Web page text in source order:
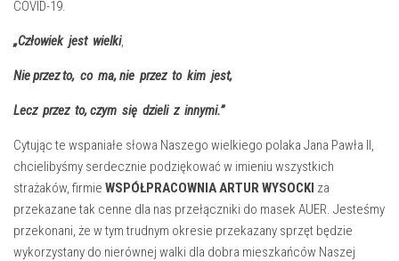
COVID-19.
„Człowiek jest wielki,
Nie przez to, co ma, nie przez to kim jest,
Lecz przez to, czym się dzieli z innymi.”
Cytując te wspaniałe słowa Naszego wielkiego polaka Jana Pawła II,
chcielibyśmy serdecznie podziękować w imieniu wszystkich
strażaków, firmie WSPÓŁPRACOWNIA ARTUR WYSOCKI za
przekazane tak cenne dla nas przełączniki do masek AUER. Jesteśmy
przekonani, że w tym trudnym okresie przekazany sprzęt będzie
wykorzystany do nierównej walki dla dobra mieszkańców Naszej